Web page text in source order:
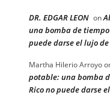
DR. EDGAR LEON on
una bomba de
puede darse el lujo
Martha Hilerio Arroyo
potable: una bomba
Rico no puede darse